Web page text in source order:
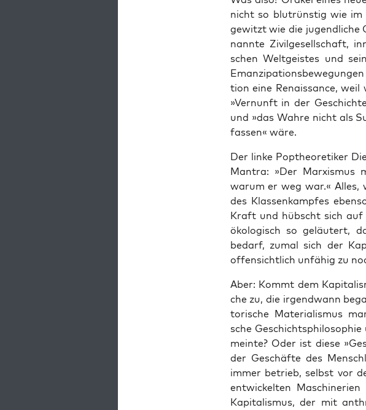
nicht so blut­rüns­tig wie
gewitzt wie die jugend­li­che
nann­te Zivil­ge­sell­schaft,
schen Welt­geis­tes und
ti­on eine Renais­sance,
»Ver­nunft in der
und »das Wah­re nicht als
fas­sen« wäre.
Der lin­ke Pop­theo­re­ti­ker
Man­tra: »Der Mar­xis­mus
war­um er weg war.« Alles,
des Klas­sen­kamp­fes
Kraft und hübscht sich auf
öko­lo­gisch so geläu­tert,
bedarf, zumal sich der
offen­sicht­lich unfä­hig zu
Aber: Kommt dem
che zu, die irgend­wann
to­ri­sche Mate­ria­lis­mus
sche
mein­te? Oder ist die­se
der Geschäf­te des
immer betrieb, selbst vor
ent­wi­ckel­ten
Kapi­ta­lis­mus, der mit